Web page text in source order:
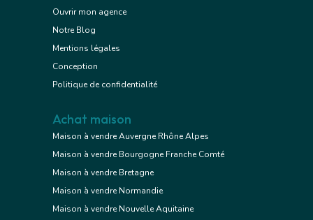
Ouvrir mon agence
Notre Blog
Mentions légales
Conception
Politique de confidentialité
Achat maison
Maison à vendre Auvergne Rhône Alpes
Maison à vendre Bourgogne Franche Comté
Maison à vendre Bretagne
Maison à vendre Normandie
Maison à vendre Nouvelle Aquitaine